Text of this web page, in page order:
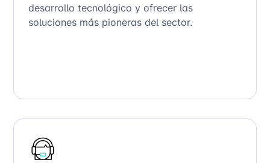
desarrollo tecnológico y ofrecer las
soluciones más pioneras del sector.